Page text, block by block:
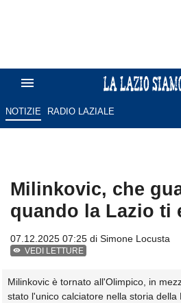
NOTIZIE RADIO LAZIALE
Milinkovic, che
quando la Lazio ti
07.12.2025 07:25 di Simone Locusta
VEDI LETTURE
Milinkovic è tornato all'Olimpico, in
stato l'unico calciatore nella storia